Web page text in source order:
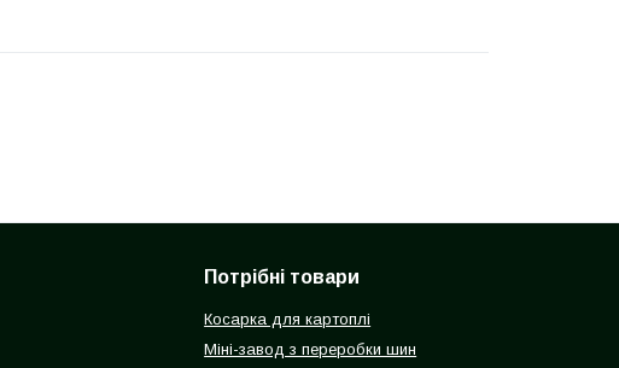
Потрібні товари
Косарка для картоплі
Міні-завод з переробки шин